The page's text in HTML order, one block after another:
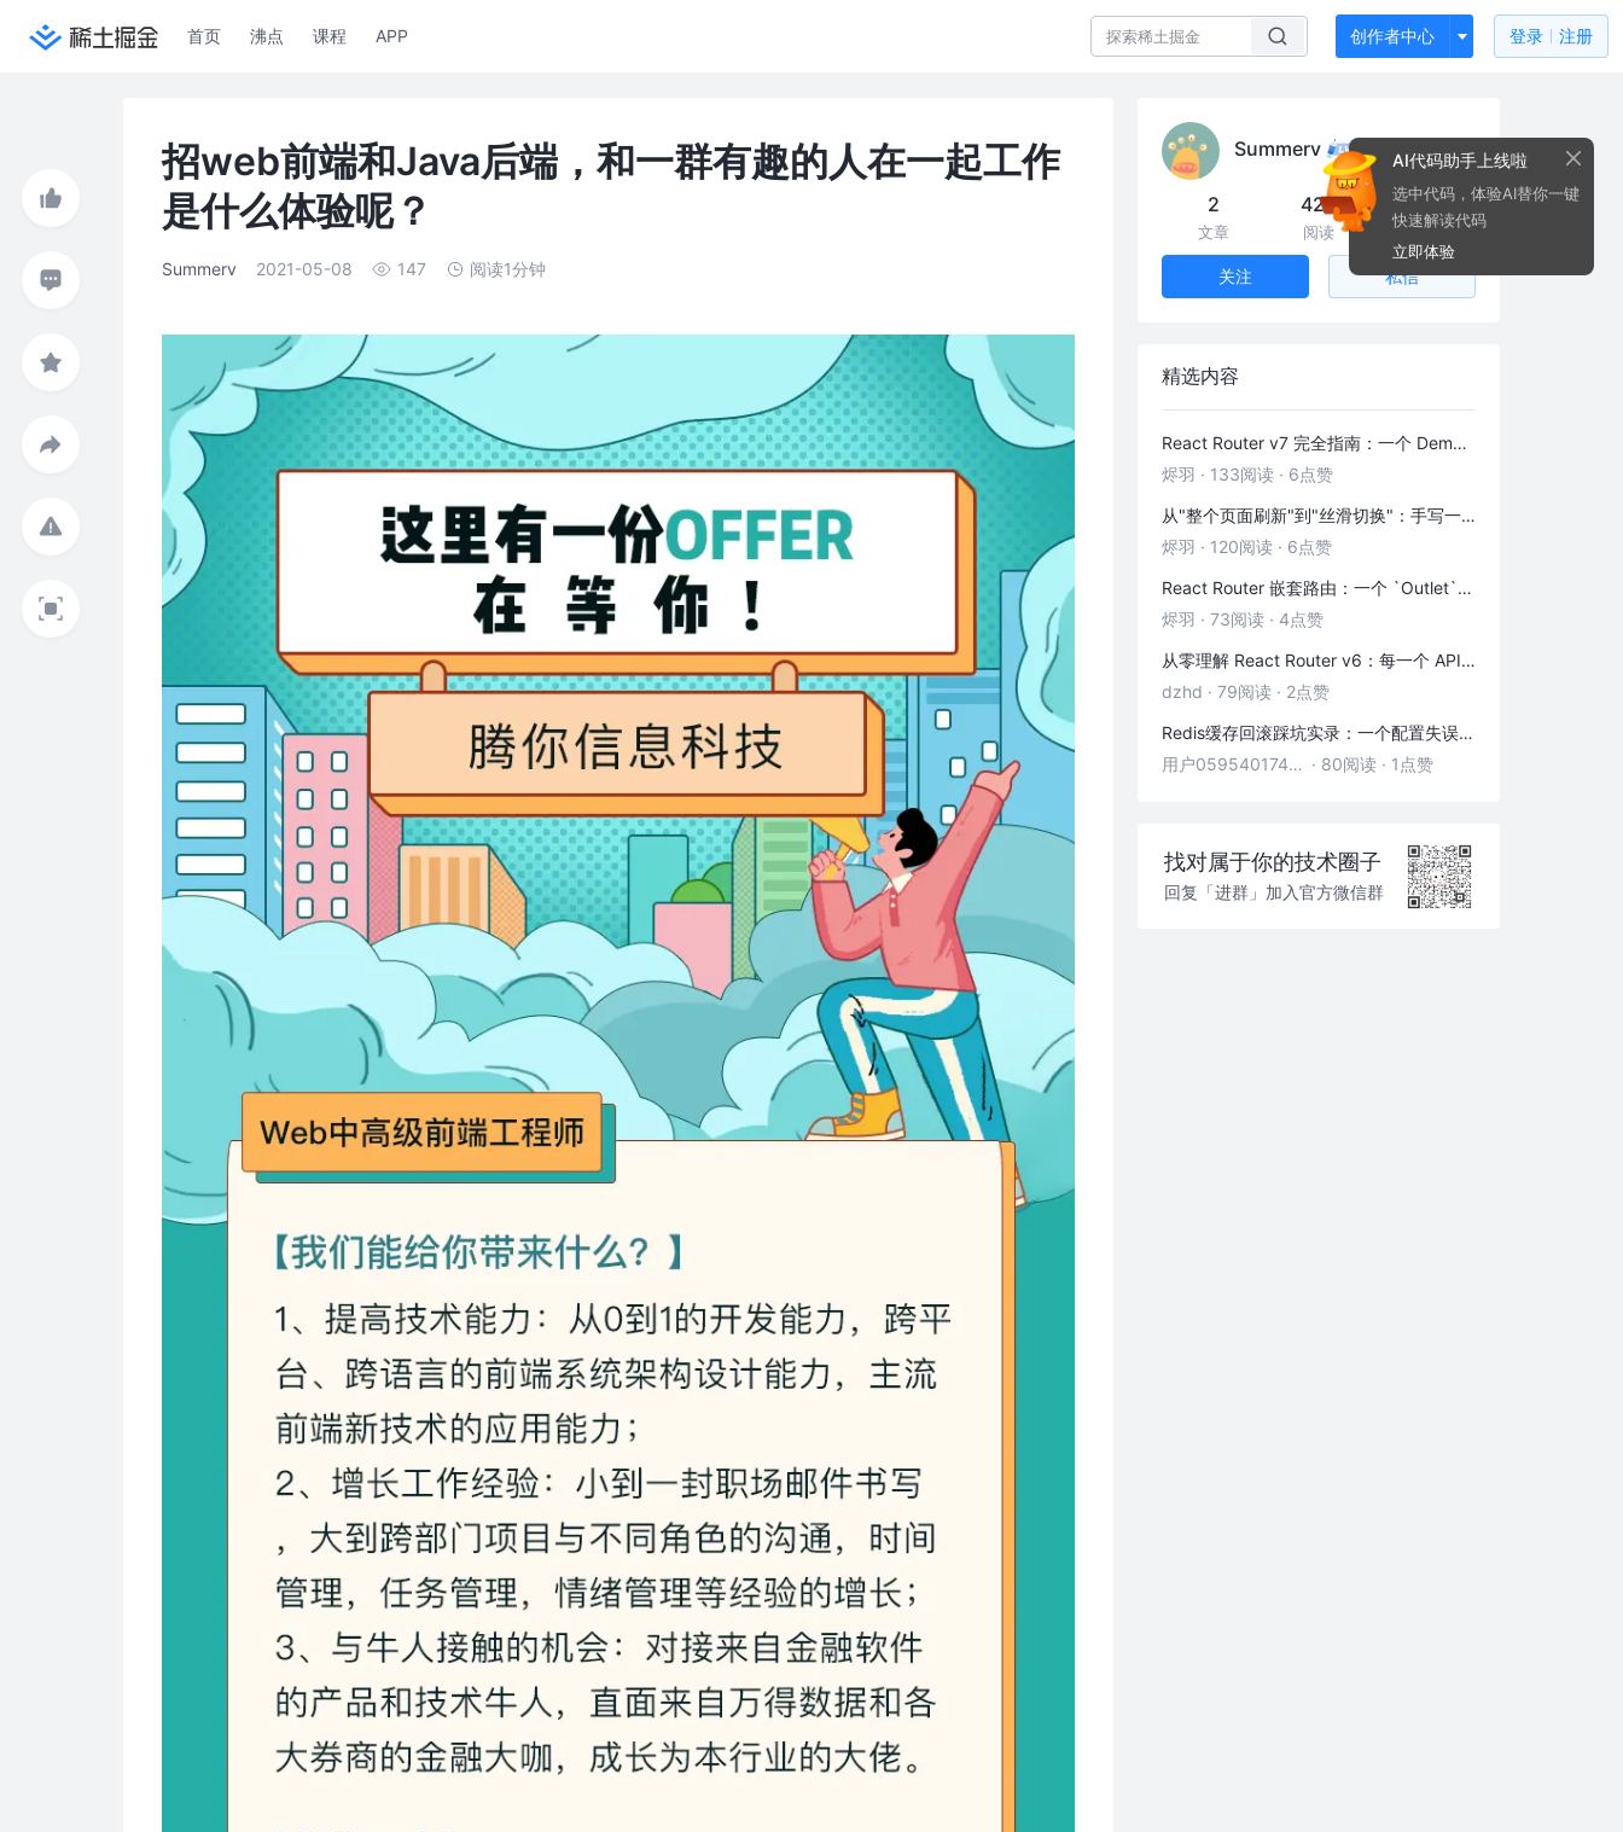
首页 沸点 课程 APP 创作者中心 登录 注册
招web前端和Java后端，和一群有趣的人在一起工作
是什么体验呢？
Summerv 2021-05-08 147 阅读1分钟
Summerv
2
文章
422
阅读
0
粉丝
关注 私信
精选内容
React Router v7 完全指南：一个 Demo 吃透前端路由
烬羽 · 133阅读 · 6点赞
从"整个页面刷新"到"丝滑切换"：手写一个 HashRouter 彻底搞懂前端路由
烬羽 · 120阅读 · 6点赞
React Router 嵌套路由：一个 `Outlet` 引发的布局思考
烬羽 · 73阅读 · 4点赞
从零理解 React Router v6：每一个 API 都是怎么工作的
dzhd · 79阅读 · 2点赞
Redis缓存回滚踩坑实录：一个配置失误，让我在凌晨3点丢了3000条数据
用户05954017446 · 80阅读 · 1点赞
找对属于你的技术圈子
回复「进群」加入官方微信群
AI代码助手上线啦
选中代码，体验AI替你一键
快速解读代码
立即体验